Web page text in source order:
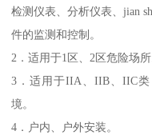
检测仪表、分析仪表、jian
件的监测和控制。
2．适用于1区、2区危险场所
3．适用于IIA、IIB、IIC类
境。
4．户内、户外安装。